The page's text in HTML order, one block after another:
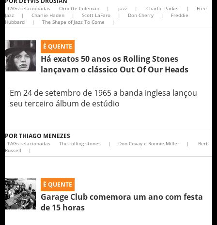
TAGs relacionadas Ornette Coleman | jazz | Charlie Parker |
Free
Jazz
| Charlie Haden | Scott LaFaro | Don Cherry |
Freddie
Hubbard
| The Shape of Jazz To Come |
É QUENTE
Há exatos 50 anos os Rolling Stones
lançavam o clássico Out Of Our Heads
Em 24 de setembro de 1965 a banda inglesa lançou
seu terceiro álbum de estúdio
PORTHIAGO MENEZES
TAGs relacionadas The rolling stones | Don Covay e Ronnie Miller |
Bert
Russell
|
É QUENTE
Garage Club comemora um ano com festa
de 15 horas